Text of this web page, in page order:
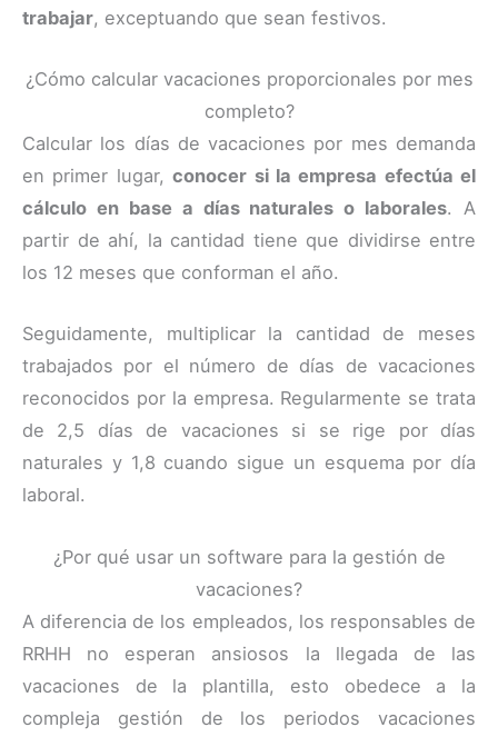
trabajar, exceptuando que sean festivos.
¿Cómo calcular vacaciones proporcionales por mes
completo?
Calcular los días de vacaciones por mes demanda
en primer lugar,conocer si la empresa efectúa el
cálculo en base a días naturales o laborales. A
partir de ahí, la cantidad tiene que dividirse entre
los 12 meses que conforman el año.
Seguidamente, multiplicar la cantidad de meses
trabajados por el número de días de vacaciones
reconocidos por la empresa. Regularmente se trata
de 2,5 días de vacaciones si se rige por días
naturales y 1,8 cuando sigue un esquema por día
laboral.
¿Por qué usar un software para la gestión de
vacaciones?
A diferencia de los empleados, los responsables de
RRHH no esperan ansiosos la llegada de las
vacaciones de la plantilla, esto obedece a la
compleja gestión de los periodos vacaciones